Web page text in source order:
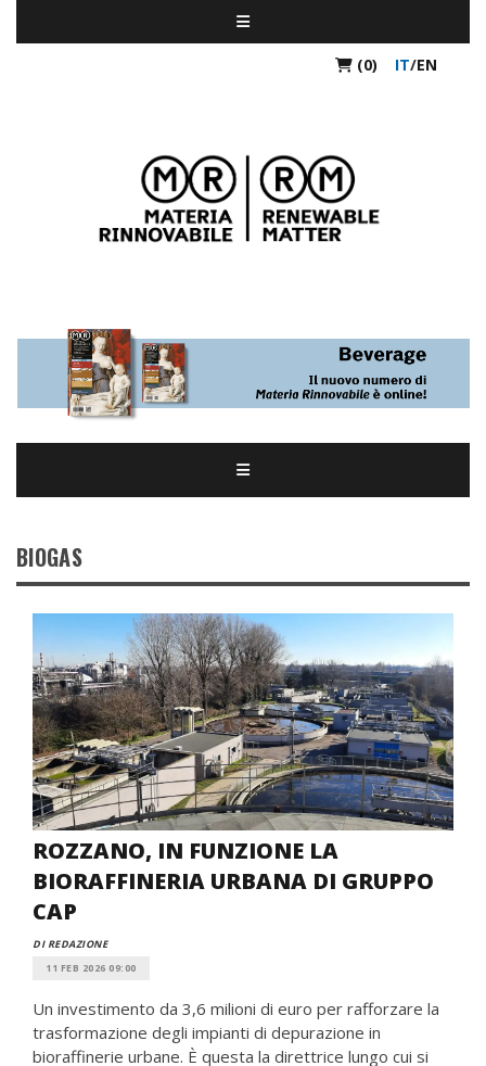
(0) IT/EN
BIOGAS
ROZZANO, IN FUNZIONE LA
BIORAFFINERIA URBANA DI GRUPPO
CAP
DI REDAZIONE
11 FEB 2026 09:00
Un investimento da 3,6 milioni di euro per rafforzare la
trasformazione degli impianti di depurazione in
bioraffinerie urbane. È questa la direttrice lungo cui si